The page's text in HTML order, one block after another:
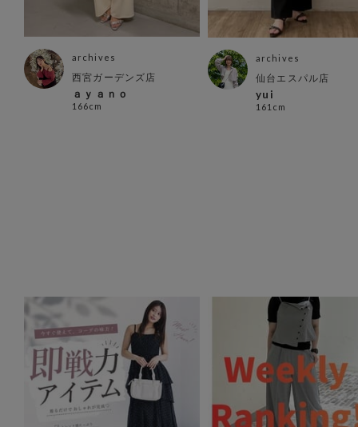
archives
西宮ガーデンズ店
ａｙａｎｏ
166cm
archives
仙台エスパル店
yui
161cm